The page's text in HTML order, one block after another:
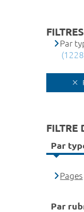
Par
FILTRE
Par
Pages
Par